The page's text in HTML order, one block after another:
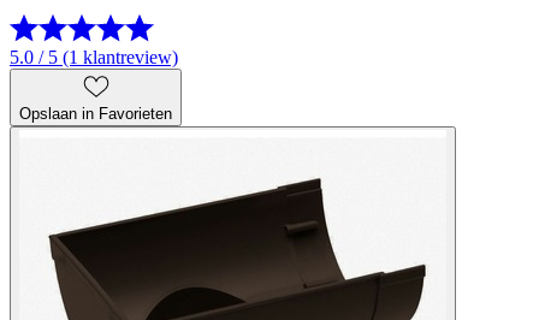
5.0 / 5 (1 klantreview)
Opslaan in Favorieten